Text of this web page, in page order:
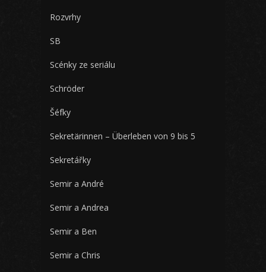
Rozvrhy
SB
Scénky ze seriálu
Schröder
Šéfky
Sekretärinnen – Überleben von 9 bis 5
Sekretářky
Semir a André
Semir a Andrea
Semir a Ben
Semir a Chris